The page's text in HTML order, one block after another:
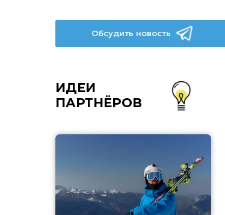
Обсудить новость
ИДЕИ
ПАРТНЁРОВ